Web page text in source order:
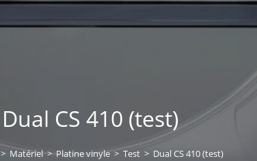
Dual CS 410 (test)
> Matériel > Platine vinyle > Test > Dual CS 410 (test)